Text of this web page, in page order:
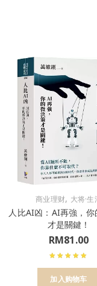
商业理财, 大将·生
人比AI凶：AI再強，你
才是關鍵！
RM81.00
加入购物车